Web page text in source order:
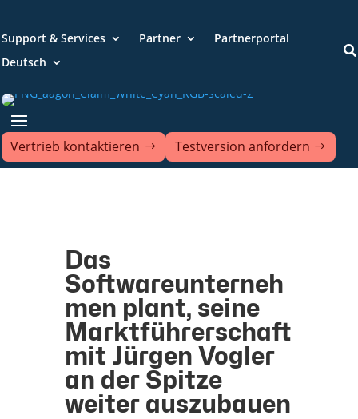
Support & Services Partner
Partnerportal
Deutsch

Vertrieb kontaktieren Testversion anfordern
Das
Softwareunterneh
men plant, seine
Marktführerschaft
mit Jürgen Vogler
an der Spitze
weiter auszubauen